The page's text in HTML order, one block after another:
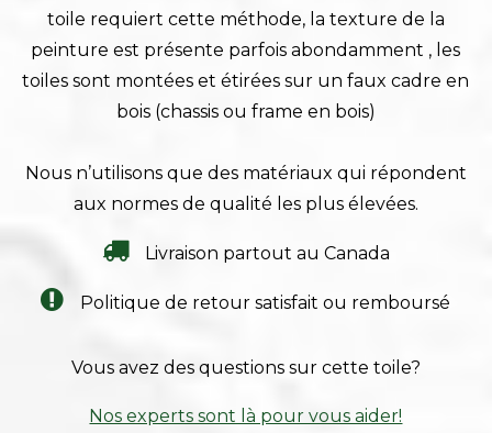
toile requiert cette méthode, la texture de la
peinture est présente parfois abondamment , les
toiles sont montées et étirées sur un faux cadre en
bois (chassis ou frame en bois)
Nous n’utilisons que des matériaux qui répondent
aux normes de qualité les plus élevées.
Livraison partout au Canada
Politique de retour satisfait ou remboursé
Vous avez des questions sur cette toile?
Nos experts sont là pour vous aider!